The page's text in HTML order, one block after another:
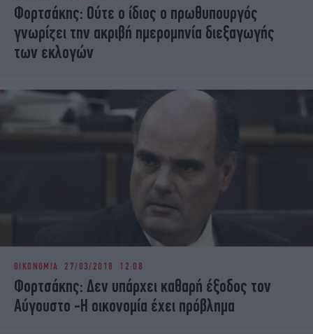
Φορτσάκης: Ούτε ο ίδιος ο πρωθυπουργός
γνωρίζει την ακριβή ημερομηνία διεξαγωγής
των εκλογών
ΟΙΚΟΝΟΜΙΑ 27/03/2018 12:08
Φορτσάκης: Δεν υπάρχει καθαρή έξοδος τον
Αύγουστο -Η οικονομία έχει πρόβλημα